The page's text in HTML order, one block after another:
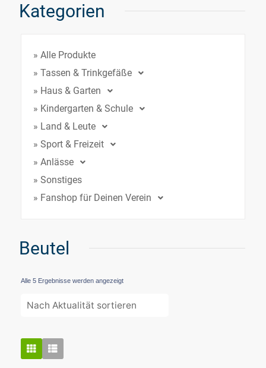
Kategorien
» Alle Produkte
» Tassen & Trinkgefäße
» Haus & Garten
» Kindergarten & Schule
» Land & Leute
» Sport & Freizeit
» Anlässe
» Sonstiges
» Fanshop für Deinen Verein
Beutel
Alle 5 Ergebnisse werden angezeigt